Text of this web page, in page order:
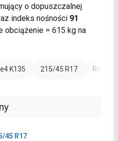
o dopuszczalnej
indeks nośności 91
obciążenie = 615 kg na
K135 215/45 R17 Rant
45 R17